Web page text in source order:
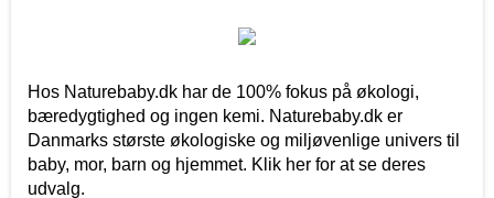
Hos Naturebaby.dk har de 100% fokus på økologi,
bæredygtighed og ingen kemi. Naturebaby.dk er
Danmarks største økologiske og miljøvenlige univers til
baby, mor, barn og hjemmet. Klik her for at se deres
udvalg.